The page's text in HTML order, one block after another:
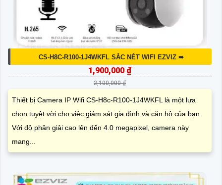
CS-H8C-R100-1J4WKFL SẮC NÉT WIFI EZVIZ ➠
1,900,000 ₫
2,100,000 ₫
Thiết bị Camera IP Wifi CS-H8c-R100-1J4WKFL là một lựa
chọn tuyệt vời cho việc giám sát gia đình và căn hộ của bạn.
Với độ phân giải cao lên đến 4.0 megapixel, camera này
mang...